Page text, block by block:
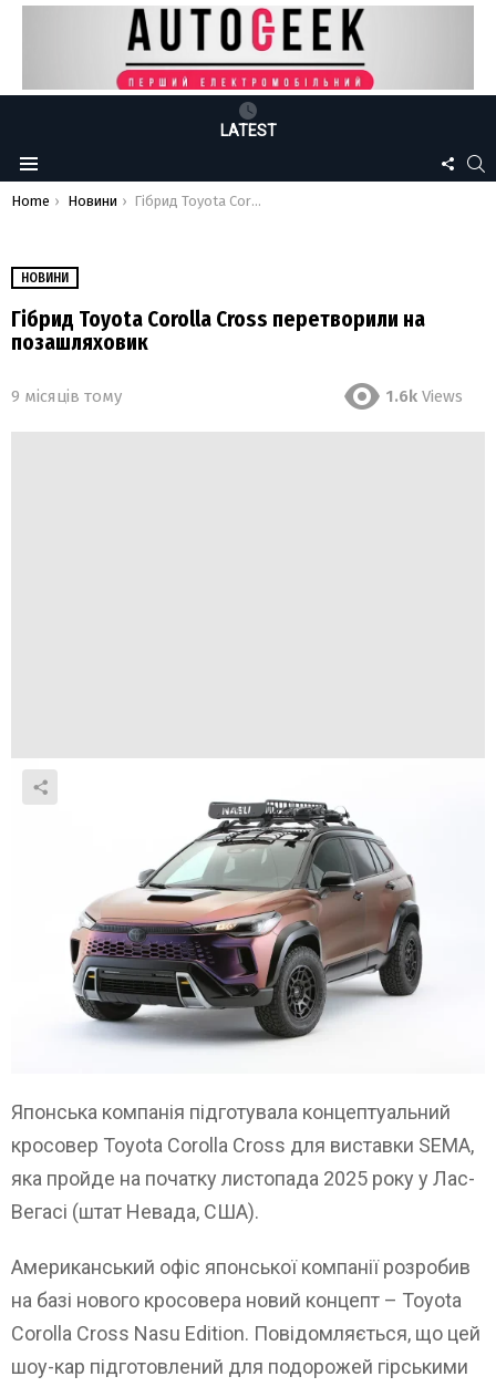
LATEST
Menu
US
You are here:
Home Новини Гібрид Toyota Corolla Cross перетворили на позашляховик
НОВИНИ
Гібрид Toyota Corolla Cross перетворили на
позашляховик
9 місяців тому 1.6k Views
Японська компанія підготувала концептуальний
кросовер Toyota Corolla Cross для виставки SEMA,
яка пройде на початку листопада 2025 року у Лас-
Вегасі (штат Невада, США).
Американський офіс японської компанії розробив
на базі нового кросовера новий концепт – Toyota
Corolla Cross Nasu Edition. Повідомляється, що цей
шоу-кар підготовлений для подорожей гірськими